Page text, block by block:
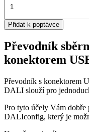
Převodník
konektorem
Převodník s konektorem
DALI slouží pro
Pro tyto účely Vám dobře
DALIconfig, který je